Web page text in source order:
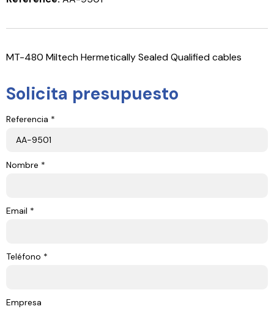
MT-480 Miltech Hermetically Sealed Qualified cables
Solicita presupuesto
Referencia *
Nombre *
Email *
Teléfono *
Empresa